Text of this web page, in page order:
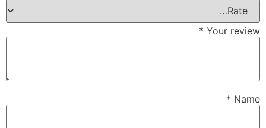
Your review
*
Name
*